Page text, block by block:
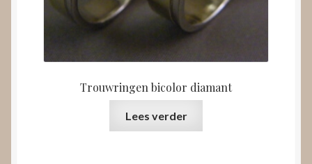
Trouwringen bicolor diamant
Lees verder